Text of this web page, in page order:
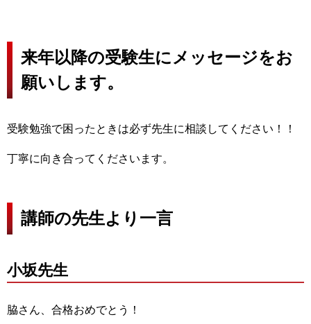
来年以降の受験生にメッセージをお
願いします。
受験勉強で困ったときは必ず先生に相談してください！！
丁寧に向き合ってくださいます。
講師の先生より一言
小坂先生
脇さん、合格おめでとう！